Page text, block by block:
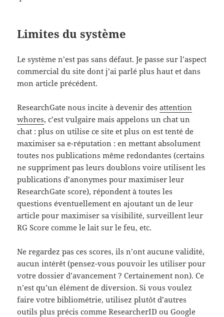
Limites du système
Le système n’est pas sans défaut. Je passe sur l’aspect
commercial du site dont j’ai parlé plus haut et dans
mon article précédent.
ResearchGate nous incite à devenir desattention
whores, c’est vulgaire mais appelons un chat un
chat : plus on utilise ce site et plus on est tenté de
maximiser sa e-réputation : en mettant absolument
toutes nos publications même redondantes (certains
ne suppriment pas leurs doublons voire utilisent les
publications d’anonymes pour maximiser leur
ResearchGate score), répondent à toutes les
questions éventuellement en ajoutant un de leur
article pour maximiser sa visibilité, surveillent leur
RG Score comme le lait sur le feu, etc.
Ne regardez pas ces scores, ils n’ont aucune validité,
aucun intérêt (pensez-vous pouvoir les utiliser pour
votre dossier d’avancement ? Certainement non). Ce
n’est qu’un élément de diversion. Si vous voulez
faire votre bibliométrie, utilisez plutôt d’autres
outils plus précis comme ResearcherID ou Google